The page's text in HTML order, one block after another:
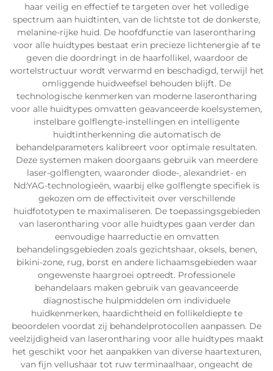
haar veilig en effectief te targeten over het volledige
spectrum aan huidtinten, van de lichtste tot de donkerste,
melanine-rijke huid. De hoofdfunctie van laserontharing
voor alle huidtypes bestaat erin precieze lichtenergie af te
geven die doordringt in de haarfollikel, waardoor de
wortelstructuur wordt verwarmd en beschadigd, terwijl het
omliggende huidweefsel behouden blijft. De
technologische kenmerken van moderne laserontharing
voor alle huidtypes omvatten geavanceerde koelsystemen,
instelbare golflengte-instellingen en intelligente
huidtintherkenning die automatisch de
behandelparameters kalibreert voor optimale resultaten.
Deze systemen maken doorgaans gebruik van meerdere
laser-golflengten, waaronder diode-, alexandriet- en
Nd:YAG-technologieën, waarbij elke golflengte specifiek is
gekozen om de effectiviteit over verschillende
huidfototypen te maximaliseren. De toepassingsgebieden
van laserontharing voor alle huidtypes gaan verder dan
eenvoudige haarreductie en omvatten
behandelingsgebieden zoals gezichtshaar, oksels, benen,
bikini-zone, rug, borst en andere lichaamsgebieden waar
ongewenste haargroei optreedt. Professionele
behandelaars maken gebruik van geavanceerde
diagnostische hulpmiddelen om individuele
huidkenmerken, haardichtheid en follikeldiepte te
beoordelen voordat zij behandelprotocollen aanpassen. De
veelzijdigheid van laserontharing voor alle huidtypes maakt
het geschikt voor het aanpakken van diverse haartexturen,
van fijn vellushaar tot ruw terminaalhaar, ongeacht de